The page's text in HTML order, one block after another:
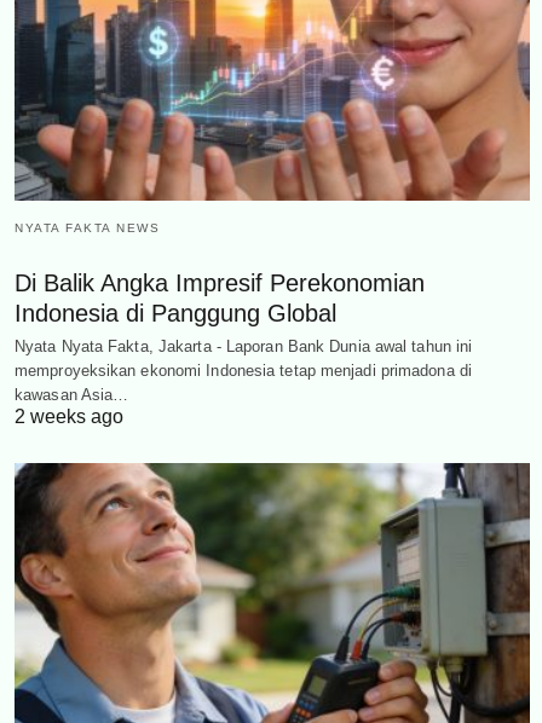
NYATA FAKTA NEWS
Di Balik Angka Impresif Perekonomian
Indonesia di Panggung Global
Nyata Nyata Fakta, Jakarta - Laporan Bank Dunia awal tahun ini
memproyeksikan ekonomi Indonesia tetap menjadi primadona di
kawasan Asia…
2 weeks ago